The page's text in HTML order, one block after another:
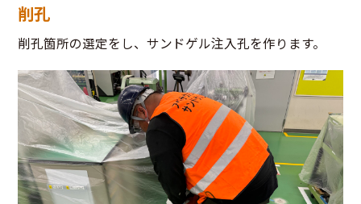
削孔
削孔箇所の選定をし、サンドゲル注入孔を作ります。